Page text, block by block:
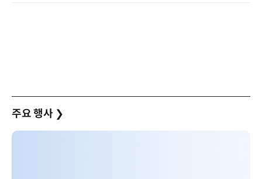
주요 행사 ❯